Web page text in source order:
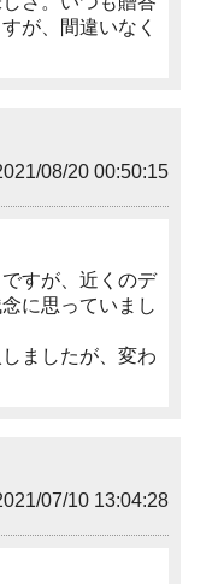
が、間違いなく
08/20 00:50:15
すが、近くのデ
に思っていまし
ましたが、変わ
07/10 13:04:28